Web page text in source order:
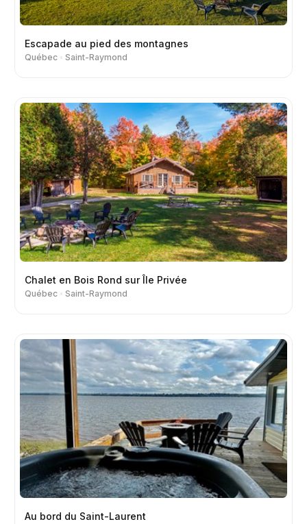
Escapade au pied des montagnes
Québec Saint-Raymond
Chalet en Bois Rond sur Île Privée
Québec Saint-Raymond
Au bord du Saint-Laurent